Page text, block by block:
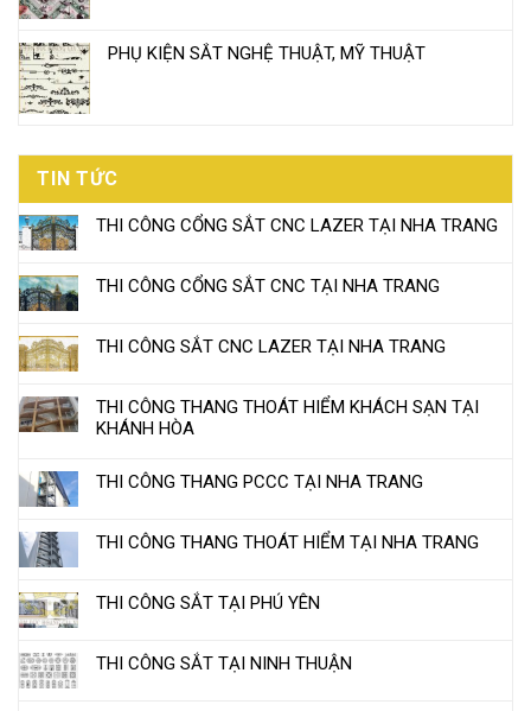
PHỤ KIỆN SẮT NGHỆ THUẬT, MỸ THUẬT
TIN TỨC
THI CÔNG CỔNG SẮT CNC LAZER TẠI NHA TRANG
THI CÔNG CỔNG SẮT CNC TẠI NHA TRANG
THI CÔNG SẮT CNC LAZER TẠI NHA TRANG
THI CÔNG THANG THOÁT HIỂM KHÁCH SẠN TẠI
KHÁNH HÒA
THI CÔNG THANG PCCC TẠI NHA TRANG
THI CÔNG THANG THOÁT HIỂM TẠI NHA TRANG
THI CÔNG SẮT TẠI PHÚ YÊN
THI CÔNG SẮT TẠI NINH THUẬN